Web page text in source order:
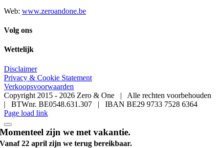
Web: www.zeroandone.be
Volg ons
Wettelijk
Disclaimer
Privacy & Cookie Statement
Verkoopsvoorwaarden
Copyright 2015 - 2026 Zero & One | Alle rechten voorbehouden
| BTWnr. BE0548.631.307 | IBAN BE29 9733 7528 6364
Page load link
Momenteel zijn we met vakantie.
Vanaf 22 april zijn we terug bereikbaar.